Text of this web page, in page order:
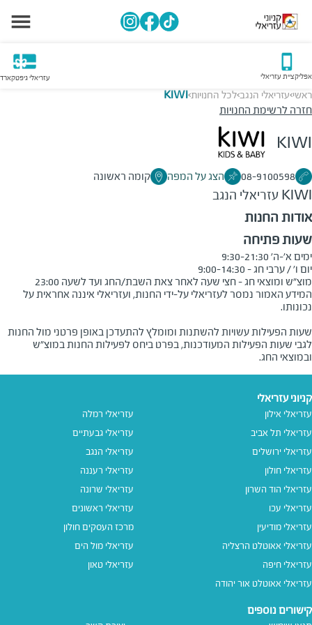
אפליקציית עזריאלי עזריאלי גיפטקארד
ראשי>עזריאלי הנגב>לכל החנויות>
KIWI
חזרה לרשימת החנויות
KIWI
08-9100598 הצג על המפה קומה ראשונה
KIWI עזריאלי הנגב
אודות החנות
שעות פתיחה
מוצ"ש ומוצאי חג - חצי שעה לאחר צאת השבת/החג ועד לשעה 23:00
המידע האמור נמסר לעזריאלי על-ידי החנות, ועזריאלי איננה אחראית על
שעות הפעילות עשויות להשתנות ומומלץ להתעדכן באופן פרטני מול החנות
לגבי שעות הפעילות המעודכנות, בפרט ביחס לפעילות החנות במוצ"ש
ובמוצאי החג.
קניוני עזריאלי
עזריאלי אילון
עזריאלי תל אביב
עזריאלי ירושלים
עזריאלי חולון
עזריאלי הוד השרון
עזריאלי עכו
עזריאלי מודיעין
עזריאלי אאוטלט הרצליה
עזריאלי חיפה
עזריאלי אאוטלט אור יהודה
עזריאלי רמלה
עזריאלי גבעתיים
עזריאלי הנגב
עזריאלי רעננה
עזריאלי שרונה
עזריאלי ראשונים
מרכז העסקים חולון
עזריאלי מול הים
עזריאלי טאון
קישורים נוספים